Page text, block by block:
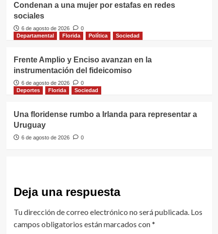
Condenan a una mujer por estafas en redes
sociales
6 de agosto de 2026
0
Departamental
Florida Política Sociedad
Frente Amplio y Enciso avanzan en la
instrumentación del fideicomiso
6 de agosto de 2026
0
Deportes
Florida Sociedad
Una floridense rumbo a Irlanda para representar a
Uruguay
6 de agosto de 2026 0
Deja una respuesta
Tu dirección de correo electrónico no será publicada. Los
campos obligatorios están marcados con*